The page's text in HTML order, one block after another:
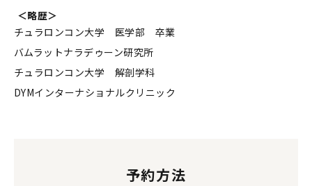
＜略歴＞
チュラロンコン大学 医学部 卒業
バムラットナラデゥーン研究所
チュラロンコン大学 解剖学科
DYMインターナショナルクリニック
予約方法